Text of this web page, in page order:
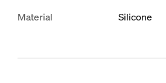
Material Silicone